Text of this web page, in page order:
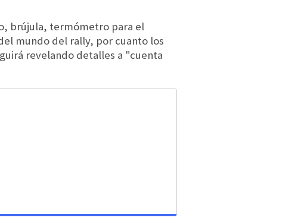
brújula, termómetro para el
mundo del rally, por cuanto los
revelando detalles a "cuenta